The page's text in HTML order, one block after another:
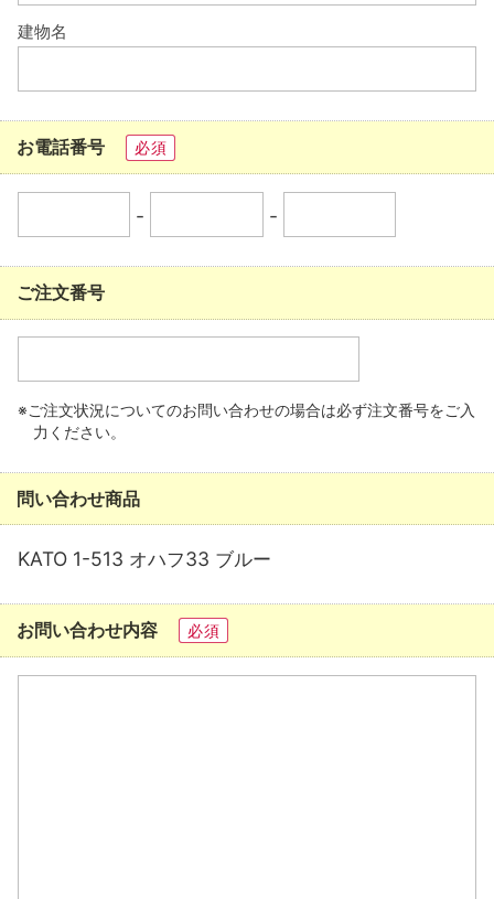
建物名
お電話番号 必須
- -
ご注文番号
※ご注文状況についてのお問い合わせの場合は必ず注文番号をご入
力ください。
問い合わせ商品
KATO 1-513 オハフ33 ブルー
お問い合わせ内容 必須